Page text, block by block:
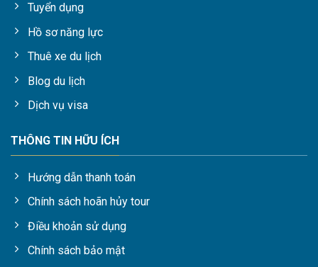
Tuyển dụng
Hồ sơ năng lực
Thuê xe du lịch
Blog du lịch
Dịch vụ visa
THÔNG TIN HỮU ÍCH
Hướng dẫn thanh toán
Chính sách hoãn hủy tour
Điều khoản sử dụng
Chính sách bảo mật